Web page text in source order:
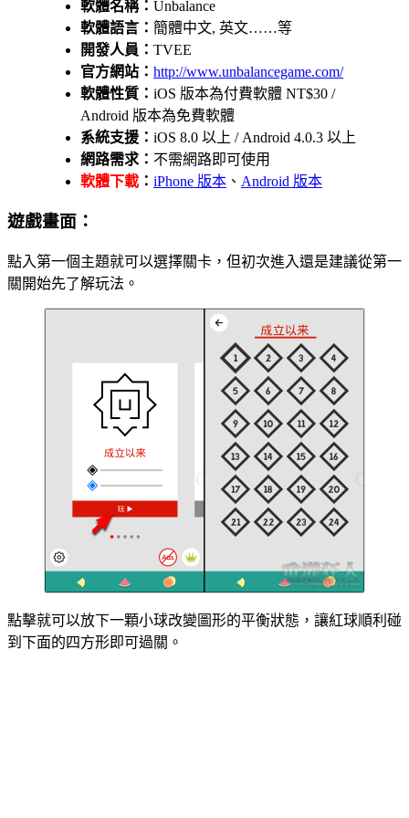
軟體名稱： Unbalance
軟體語言： 簡體中文, 英文……等
開發人員： TVEE
官方網站： http://www.unbalancegame.com/
軟體性質： iOS 版本為付費軟體 NT$30 /
Android 版本為免費軟體
系統支援： iOS 8.0 以上 / Android 4.0.3 以上
網路需求： 不需網路即可使用
軟體下載 ： iPhone 版本 、 Android 版本
遊戲畫面：
點入第一個主題就可以選擇關卡，但初次進入還是建議從第一
關開始先了解玩法。
點擊就可以放下一顆小球改變圖形的平衡狀態，讓紅球順利碰
到下面的四方形即可過關。